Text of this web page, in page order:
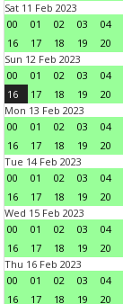
Sat 11 Feb 2023
00
01 02 03 04
16
17 18 19 20
Sun 12 Feb 2023
00
01 02 03 04
16
17 18 19 20
Mon 13 Feb 2023
00
01 02 03 04
16
17 18 19 20
Tue 14 Feb 2023
00
01 02 03 04
16
17 18 19 20
Wed 15 Feb 2023
00
01 02 03 04
16
17 18 19 20
Thu 16 Feb 2023
00
01 02 03 04
16
17 18 19 20